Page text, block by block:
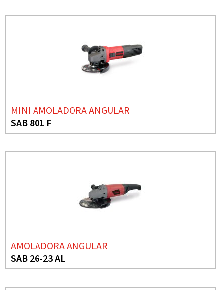
MINI AMOLADORA ANGULAR
SAB 801 F
AMOLADORA ANGULAR
SAB 26-23 AL